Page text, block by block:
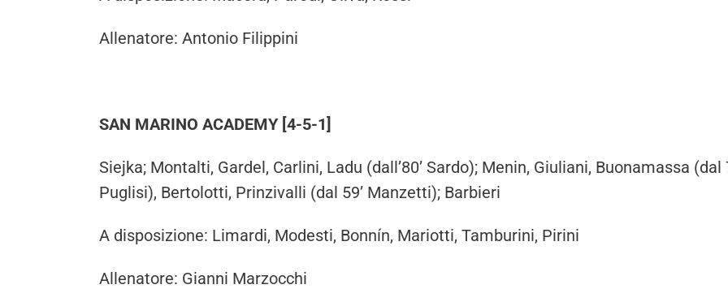
Allenatore: Antonio Filippini
SAN MARINO ACADEMY [4-5-1]
Siejka; Montalti, Gardel, Carlini, Ladu (dall’80’ Sardo); Menin, Giuliani, Buonamassa (dal
Puglisi), Bertolotti, Prinzivalli (dal 59’ Manzetti); Barbieri
A disposizione: Limardi, Modesti, Bonnín, Mariotti, Tamburini, Pirini
Allenatore: Gianni Marzocchi